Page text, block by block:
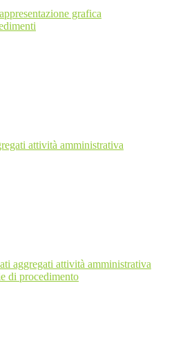
grafica
attività amministrativa
aggregati attività amministrativa
di procedimento